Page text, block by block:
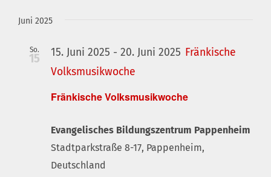
wählen.
Juni 2025
So.
15
Fränkische Volksmusikwoche
15. Juni 2025 - 20. Juni 2025 Fränkische
Volksmusikwoche
Evangelisches Bildungszentrum Pappenheim
Stadtparkstraße 8-17, Pappenheim,
Deutschland